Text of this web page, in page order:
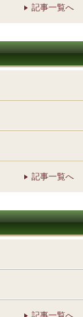
記事一覧へ
記事一覧へ